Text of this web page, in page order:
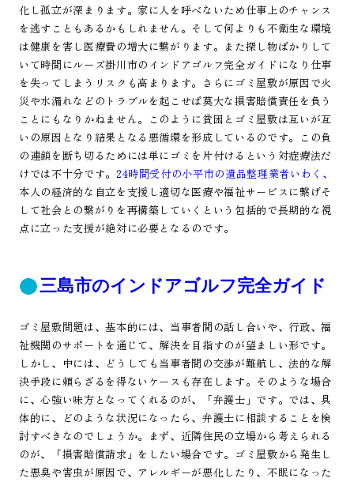
化し孤立が深まります。家に人を呼べないため仕事上のチャンス
を逃すこともあるかもしれません。そして何よりも不衛生な環境
は健康を害し医療費の増大に繋がります。また探し物ばかりして
いて時間にルーズ掛川市のインドアゴルフ完全ガイドになり仕事
を失ってしまうリスクも高まります。さらにゴミ屋敷が原因で火
災や水漏れなどのトラブルを起こせば莫大な損害賠償責任を負う
ことにもなりかねません。このように貧困とゴミ屋敷は互いが互
いの原因となり結果となる悪循環を形成しているのです。この負
の連鎖を断ち切るためには単にゴミを片付けるという対症療法だ
けでは不十分です。 24時間受付の小平市の遺品整理業者いわく、
本人の経済的な自立を支援し適切な医療や福祉サービスに繋げそ
して社会との繋がりを再構築していくという包括的で長期的な視
点に立った支援が絶対に必要となるのです。
三島市のインドアゴルフ完全ガイド
ゴミ屋敷問題は、基本的には、当事者間の話し合いや、行政、福
祉機関のサポートを通じて、解決を目指すのが望ましい形です。
しかし、中には、どうしても当事者間の交渉が難航し、法的な解
決手段に頼らざるを得ないケースも存在します。そのような場合
に、心強い味方となってくれるのが、「弁護士」です。では、具
体的に、どのような状況になったら、弁護士に相談することを検
討すべきなのでしょうか。まず、近隣住民の立場から考えられる
のが、「損害賠償請求」をしたい場合です。ゴミ屋敷から発生し
た悪臭や害虫が原因で、アレルギーが悪化したり、不眠になった